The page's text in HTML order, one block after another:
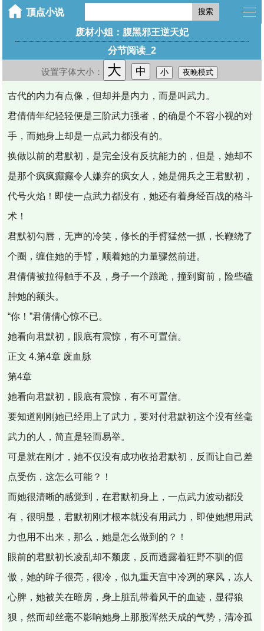
搜索
废材小姐：腹黑邪王逆天妃
分节阅读_2
设置字体大小： 大 中 小 夜晚模式
古代的内力有点像，但却并是内力，而是叫武力。
君倩倩年纪轻轻便是三阶武力强者，的确是个不容小视的对
手，而她身上却是一点武力都没有的。
换做以前的君默初，是完全没有反抗能力的，但是，她却不
是那个疯疯癫癫令人嫌弃的疯女人，她是佣兵之王君默初，
代号火焰！即使一点武力都没有，她还有着身经百战的格斗
术！
君默初勾唇，无声的冷笑，修长的手臂猛然一抓，长鞭绕了
个圈，缠住她的手臂，顺着她的力量骤然前进。
君倩倩被拉得触手不及，身子一个踉跄，撞到窗前，险些磕
肿她的额头。
“你！”君倩倩心惊不已。
她看向君默初，眼底有震惊，有不可置信。
正文 4.第4章 废血脉
第4章
她看向君默初，眼底有震惊，有不可置信。
要知道刚刚她已经用上了武力，要对付君默初这个没有丝毫
武力的人，简直是轻而易举。
可是就在刚才，她不仅没有成功收拾君默初，反而让自己差
点受伤，这怎么可能？！
而她很清晰的感觉到，在君默初身上，一点武力波动都没
有，很明显，君默初刚才根本就没有用武力，即使她想用武
力也用不出来，那么，她是怎么做到的？！
眼前的君默初长凌乱却不颓废，反而透露着狂野不驯的倨
傲，她的眸子很亮，很冷，似九重天宫中冷冽的寒风，冻人
心脾，她被关在暗房，身上脏乱带着风干的血迹，显得狼
狈，然而却丝毫不影响她身上那股浑然天成的气势，清冷孤